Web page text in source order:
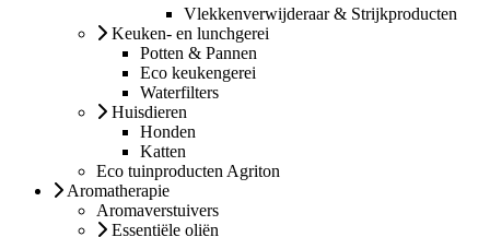
Vlekkenverwijderaar & Strijkproducten
Keuken- en lunchgerei
Potten & Pannen
Eco keukengerei
Waterfilters
Huisdieren
Honden
Katten
Eco tuinproducten Agriton
Aromatherapie
Aromaverstuivers
Essentiële oliën